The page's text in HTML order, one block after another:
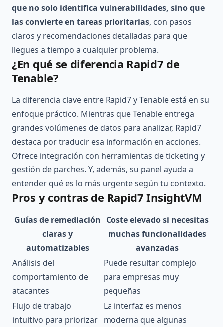
que no solo identifica vulnerabilidades, sino que
las convierte en tareas prioritarias, con pasos
claros y recomendaciones detalladas para que
llegues a tiempo a cualquier problema.
¿En qué se diferencia Rapid7 de
Tenable?
La diferencia clave entre Rapid7 y Tenable está en su
enfoque práctico. Mientras que Tenable entrega
grandes volúmenes de datos para analizar, Rapid7
destaca por traducir esa información en acciones.
Ofrece integración con herramientas de ticketing y
gestión de parches. Y, además, su panel ayuda a
entender qué es lo más urgente según tu contexto.
Pros y contras de Rapid7 InsightVM
Guías de remediación
claras y
automatizables
Coste elevado si necesitas
muchas funcionalidades
avanzadas
Análisis del
comportamiento de
atacantes
Puede resultar complejo
para empresas muy
pequeñas
Flujo de trabajo
intuitivo para priorizar
La interfaz es menos
moderna que algunas